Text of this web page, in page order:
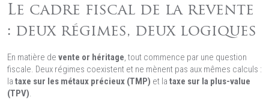
Le cadre fiscal de la revente
: deux régimes, deux logiques
En matière de vente or héritage, tout commence par une question
fiscale. Deux régimes coexistent et ne mènent pas aux mêmes calculs :
la taxe sur les métaux précieux (TMP) et la taxe sur la plus-value
(TPV).